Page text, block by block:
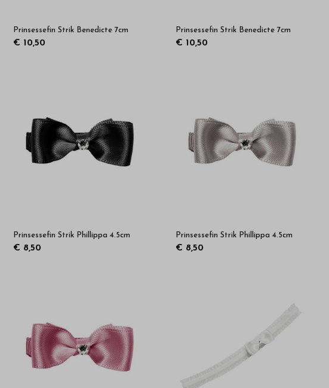
Prinsessefin Strik Benedicte 7cm
€ 10,50
Prinsessefin Strik Benedicte 7cm
€ 10,50
Prinsessefin Strik Phillippa 4.5cm
€ 8,50
Prinsessefin Strik Phillippa 4.5cm
€ 8,50